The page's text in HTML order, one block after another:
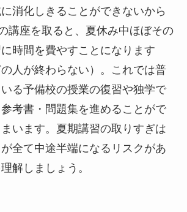
消化しきることができないから
講座を取ると、夏休み中ほぼその
時間を費やすことになります
の人が終わらない）。これでは普
る予備校の授業の復習や独学で
考書・問題集を進めることがで
います。夏期講習の取りすぎは
全て中途半端になるリスクがあ
解しましょう。